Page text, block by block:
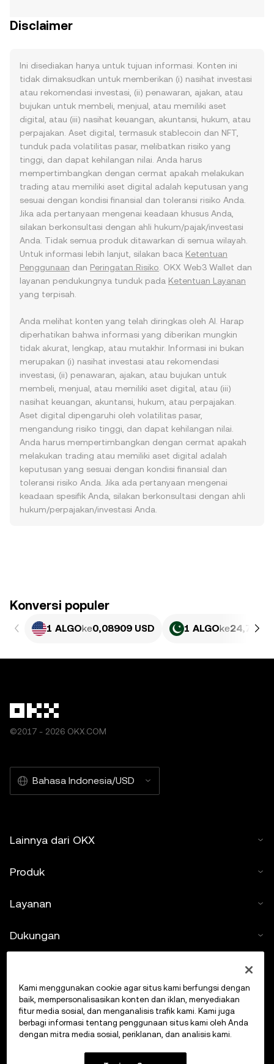
Disclaimer
Ini disediakan hanya untuk tujuan informasi. Konten ini
tidak dimaksudkan untuk memberikan (i) nasihat investasi
atau rekomendasi investasi, (ii) penawaran, ajakan, atau
bujukan untuk membeli, menjual, atau memiliki aset
digital, atau (iii) nasihat keuangan, akuntansi, hukum, atau
perpajakan. Aset digital, termasuk stablecoin dan NFT,
tunduk pada volatilitas pasar, melibatkan risiko yang
tinggi, dan dapat kehilangan nilai. Anda harus
mempertimbangkan dengan cermat apakah melakukan
trading atau memiliki aset digital adalah keputusan yang
sesuai dengan kondisi finansial dan toleransi risiko Anda.
Jika ada pertanyaan mengenai keadaan khusus Anda,
silakan berkonsultasi dengan ahli hukum/pajak/investasi
Anda. Tidak semua produk ditawarkan di semua wilayah.
Untuk informasi lebih lanjut, silakan baca Ketentuan
Penggunaan dan Peringatan Risiko . OKX Web3 Wallet dan
layanan pendukungnya tunduk pada Ketentuan Layanan
yang terpisah.
Anda melihat konten yang telah diringkas oleh AI. Harap
diperhatikan bahwa informasi yang diberikan mungkin
tidak akurat, lengkap, atau mutakhir. Informasi ini bukan
merupakan (i) nasihat investasi atau rekomendasi
investasi, (ii) penawaran, ajakan, atau bujukan untuk
membeli, menjual, atau memiliki aset digital, atau (iii)
nasihat keuangan, akuntansi, hukum, atau perpajakan.
Aset digital dipengaruhi oleh volatilitas pasar,
mengandung risiko tinggi, dan dapat kehilangan nilai.
Anda harus mempertimbangkan dengan cermat apakah
melakukan trading atau memiliki aset digital adalah
keputusan yang sesuai dengan kondisi finansial dan
toleransi risiko Anda. Jika ada pertanyaan mengenai
keadaan spesifik Anda, silakan berkonsultasi dengan ahli
hukum/perpajakan/investasi Anda.
Konversi populer
1 ALGOke0,08909 USD 1 ALGOke24,77
©2017 - 2026 OKX.COM
Bahasa Indonesia/USD
Lainnya dari OKX
Produk
Layanan
Dukungan
Kalkulator kripto
Lakukan Trading
Kami menggunakan cookie agar situs kami berfungsi dengan
baik, mempersonalisasikan konten dan iklan, menyediakan
fitur media sosial, dan menganalisis trafik kami. Kami juga
berbagi informasi tentang penggunaan situs kami oleh Anda
dengan mitra media sosial, periklanan, dan analisis kami.